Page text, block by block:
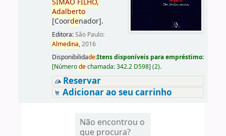
SIMÃO FILHO,
Adalberto
[Coordenador].
Editora:São Paulo:
Almedina,2016
Disponibilidade:Itens disponíveis para empréstimo:
[Númerodechamada:342.2 D598] (2).
Reservar
Adicionar ao seu carrinho
Não encontrou o
que procura?